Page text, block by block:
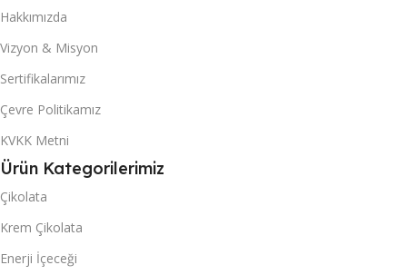
Hakkımızda
Vizyon & Misyon
Sertifikalarımız
Çevre Politikamız
KVKK Metni
Ürün Kategorilerimiz
Çikolata
Krem Çikolata
Enerji İçeceği